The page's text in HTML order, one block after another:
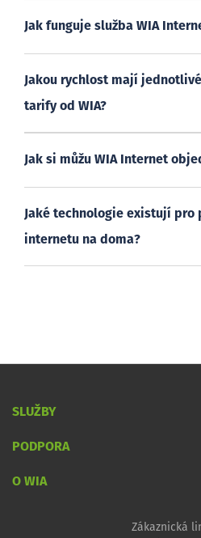
Jak funguje služba WIA
Jakou rychlost mají
tarify od WIA?
Jak si můžu WIA Internet
Jaké technologie existují pro
internetu na doma?
SLUŽBY
PODPORA
O WIA
Zákaznická